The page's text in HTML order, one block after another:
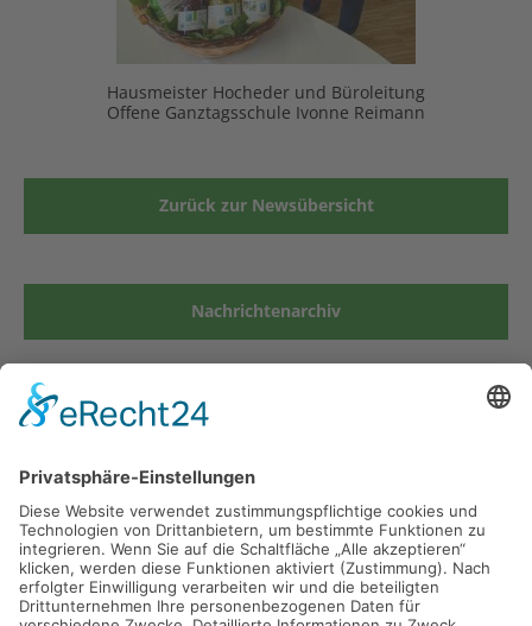
Hausmeister Hocheder und Büroleitung
Offene Ganztagsschule Ivonne Reimann
Zurück zur Newsübersicht
Nachrichtenarchiv
Grund- und Mittelschule Kirchseeon
Münchner Str. 19
85614 Kirchseeon